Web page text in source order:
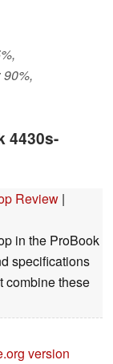
4430s-
Review |
in the ProBook
specifications
combine these
version